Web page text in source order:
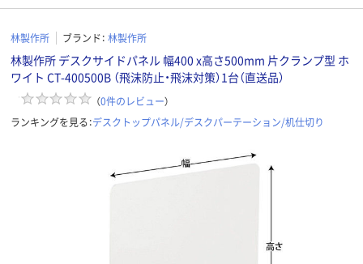
林製作所 ブランド： 林製作所
林製作所 デスクサイドパネル 幅400 x高さ500mm 片クランプ型 ホ
ワイト CT-400500B （飛沫防止・飛沫対策）1台（直送品）
（0件のレビュー）
ランキングを見る：デスクトップパネル/デスクパーテーション/机仕切り